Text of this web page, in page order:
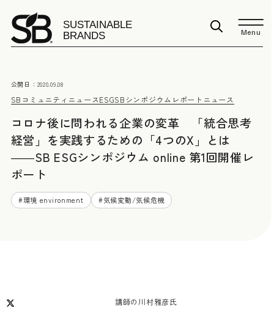
Menu
SBコミュニティニュースESGSBシンポジウムレポート ニュース
公開日： 2020.09.08
コロナ後に問われる企業の変革 「統合思考
経営」を実践するための「4つのX」とは
――SB ESGシンポジウム online 第1回開催レ
ポート
#環境 environment #気候変動/気候危機
講師の川村雅彦氏